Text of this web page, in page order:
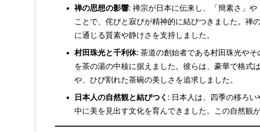
禅の思想の影響: 禅宗が日本に伝来し、「簡素さ」
ことで、侘びと寂びが精神的に結びつきました。禅
に通じる質素や静けさを支持しました。
村田珠光と千利休: 茶道の創始者である村田珠光や
を茶の湯の中核に据えました。彼らは、豪華で格式
や、ひび割れた茶碗の美しさを追求しました。
日本人の自然観と結びつく : 日本人は、四季の移ろ
中に美を見出す文化を育んできました。この自然観